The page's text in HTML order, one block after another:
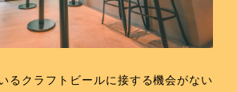
るクラフトビールに接する機会がない